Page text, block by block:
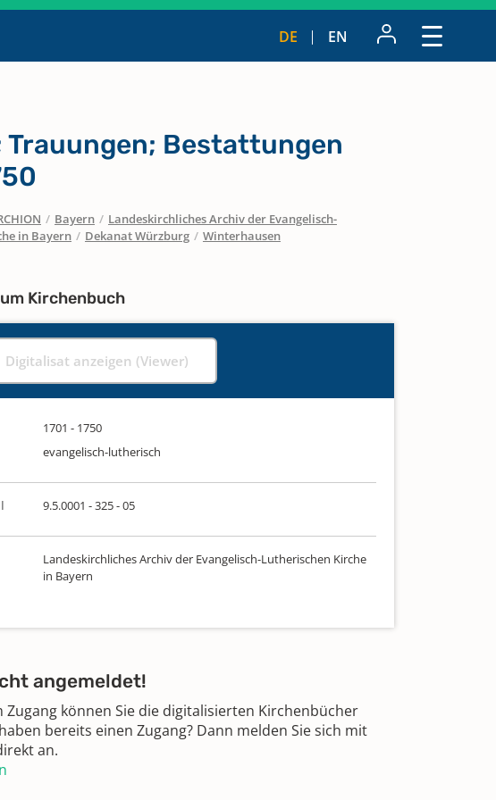
DE EN
Trauungen; Bestattungen
/ Bayern / Landeskirchliches Archiv der Evangelisch-
in Bayern / Dekanat Würzburg / Winterhausen
Kirchenbuch
Digitalisat anzeigen (Viewer)
1701 - 1750
evangelisch-lutherisch
9.5.0001 - 325 - 05
Landeskirchliches Archiv der Evangelisch-Lutherischen Kirche
in Bayern
angemeldet!
Zugang können Sie die digitalisierten Kirchenbücher
bereits einen Zugang? Dann melden Sie sich mit
an.